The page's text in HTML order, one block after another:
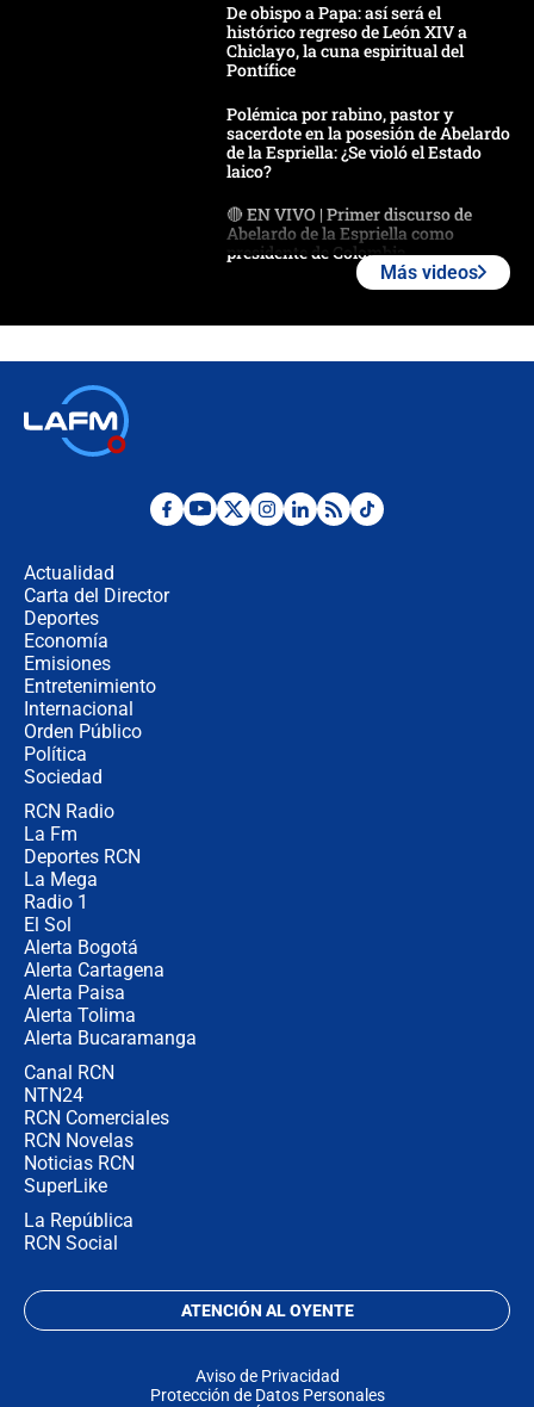
De obispo a Papa: así será el
histórico regreso de León XIV a
Chiclayo, la cuna espiritual del
Pontífice
Polémica por rabino, pastor y
sacerdote en la posesión de Abelardo
de la Espriella: ¿Se violó el Estado
laico?
🔴 EN VIVO | Primer discurso de
Abelardo de la Espriella como
presidente de Colombia
Desde dermatitis hasta infecciones:
Más videos
Actualidad
Carta del Director
Deportes
Economía
Emisiones
Entretenimiento
Internacional
Orden Público
Política
Sociedad
RCN Radio
La Fm
Deportes RCN
La Mega
Radio 1
El Sol
Alerta Bogotá
Alerta Cartagena
Alerta Paisa
Alerta Tolima
Alerta Bucaramanga
Canal RCN
NTN24
RCN Comerciales
RCN Novelas
Noticias RCN
SuperLike
La República
RCN Social
ATENCIÓN AL OYENTE
Aviso de Privacidad
Protección de Datos Personales